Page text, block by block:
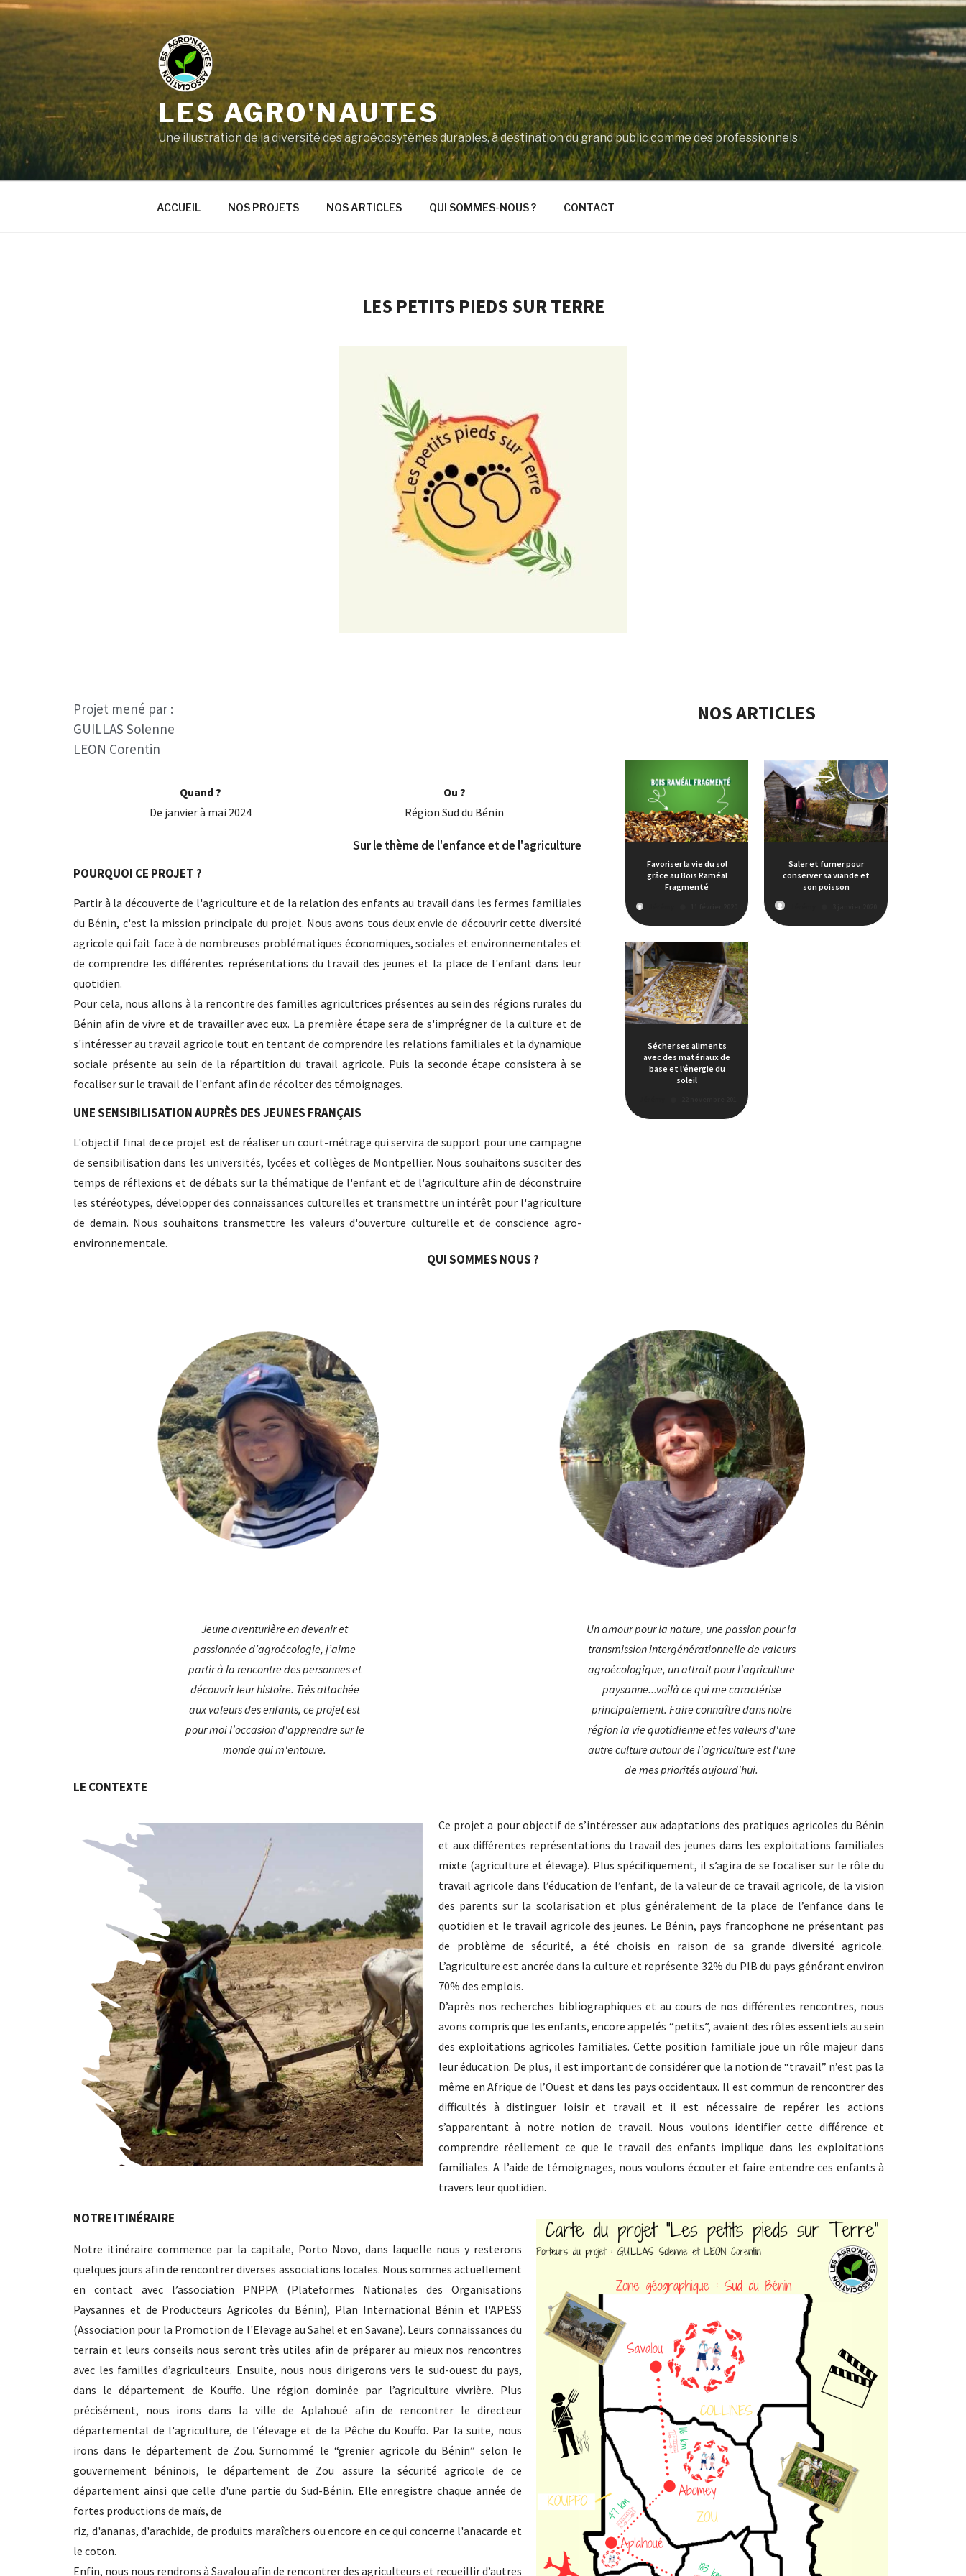
LES AGRO'NAUTES
Une illustration de la diversité des agroécosytèmes durables, à destination du grand public comme des professionnels
ACCUEIL NOS PROJETS NOS ARTICLES QUI SOMMES-NOUS ? CONTACT
LES PETITS PIEDS SUR TERRE
Projet mené par :
GUILLAS Solenne
LEON Corentin
Quand ?
De janvier à mai 2024
Ou ?
Région Sud du Bénin
Sur le thème de l'enfance et de l'agriculture
POURQUOI CE PROJET ?
Partir à la découverte de l'agriculture et de la relation des enfants au travail dans les fermes familiales
du Bénin, c'est la mission principale du projet. Nous avons tous deux envie de découvrir cette diversité
agricole qui fait face à de nombreuses problématiques économiques, sociales et environnementales et
de comprendre les différentes représentations du travail des jeunes et la place de l'enfant dans leur
quotidien.
Pour cela, nous allons à la rencontre des familles agricultrices présentes au sein des régions rurales du
Bénin afin de vivre et de travailler avec eux. La première étape sera de s'imprégner de la culture et de
s'intéresser au travail agricole tout en tentant de comprendre les relations familiales et la dynamique
sociale présente au sein de la répartition du travail agricole. Puis la seconde étape consistera à se
focaliser sur le travail de l'enfant afin de récolter des témoignages.
UNE SENSIBILISATION AUPRÈS DES JEUNES FRANÇAIS
L'objectif final de ce projet est de réaliser un court-métrage qui servira de support pour une campagne
de sensibilisation dans les universités, lycées et collèges de Montpellier. Nous souhaitons susciter des
temps de réflexions et de débats sur la thématique de l'enfant et de l'agriculture afin de déconstruire
les stéréotypes, développer des connaissances culturelles et transmettre un intérêt pour l'agriculture
de demain. Nous souhaitons transmettre les valeurs d'ouverture culturelle et de conscience agro-
environnementale.
NOS ARTICLES
Favoriser la vie du sol
grâce au Bois Raméal
Fragmenté
Saler et fumer pour
conserver sa viande et
son poisson
Sécher ses aliments
avec des matériaux de
base et l’énergie du
soleil
QUI SOMMES NOUS ?
Jeune aventurière en devenir et
passionnée d’agroécologie, j’aime
partir à la rencontre des personnes et
découvrir leur histoire. Très attachée
aux valeurs des enfants, ce projet est
pour moi l’occasion d'apprendre sur le
monde qui m'entoure.
Un amour pour la nature, une passion pour la
transmission intergénérationnelle de valeurs
agroécologique, un attrait pour l'agriculture
paysanne...voilà ce qui me caractérise
principalement. Faire connaître dans notre
région la vie quotidienne et les valeurs d'une
autre culture autour de l'agriculture est l'une
de mes priorités aujourd'hui.
LE CONTEXTE
Ce projet a pour objectif de s’intéresser aux adaptations des pratiques agricoles du Bénin
et aux différentes représentations du travail des jeunes dans les exploitations familiales
mixte (agriculture et élevage). Plus spécifiquement, il s’agira de se focaliser sur le rôle du
travail agricole dans l’éducation de l’enfant, de la valeur de ce travail agricole, de la vision
des parents sur la scolarisation et plus généralement de la place de l’enfance dans le
quotidien et le travail agricole des jeunes. Le Bénin, pays francophone ne présentant pas
de problème de sécurité, a été choisis en raison de sa grande diversité agricole.
L’agriculture est ancrée dans la culture et représente 32% du PIB du pays générant environ
70% des emplois.
D’après nos recherches bibliographiques et au cours de nos différentes rencontres, nous
avons compris que les enfants, encore appelés “petits”, avaient des rôles essentiels au sein
des exploitations agricoles familiales. Cette position familiale joue un rôle majeur dans
leur éducation. De plus, il est important de considérer que la notion de “travail” n’est pas la
même en Afrique de l’Ouest et dans les pays occidentaux. Il est commun de rencontrer des
difficultés à distinguer loisir et travail et il est nécessaire de repérer les actions
s’apparentant à notre notion de travail. Nous voulons identifier cette différence et
comprendre réellement ce que le travail des enfants implique dans les exploitations
familiales. A l’aide de témoignages, nous voulons écouter et faire entendre ces enfants à
travers leur quotidien.
NOTRE ITINÉRAIRE
Notre itinéraire commence par la capitale, Porto Novo, dans laquelle nous y resterons
quelques jours afin de rencontrer diverses associations locales. Nous sommes actuellement
en contact avec l’association PNPPA (Plateformes Nationales des Organisations
Paysannes et de Producteurs Agricoles du Bénin), Plan International Bénin et l'APESS
(Association pour la Promotion de l'Elevage au Sahel et en Savane). Leurs connaissances du
terrain et leurs conseils nous seront très utiles afin de préparer au mieux nos rencontres
avec les familles d’agriculteurs. Ensuite, nous nous dirigerons vers le sud-ouest du pays,
dans le département de Kouffo. Une région dominée par l’agriculture vivrière. Plus
précisément, nous irons dans la ville de Aplahoué afin de rencontrer le directeur
départemental de l'agriculture, de l'élevage et de la Pêche du Kouffo. Par la suite, nous
irons dans le département de Zou. Surnommé le “grenier agricole du Bénin” selon le
gouvernement béninois, le département de Zou assure la sécurité agricole de ce
département ainsi que celle d'une partie du Sud-Bénin. Elle enregistre chaque année de
fortes productions de maïs, de
riz, d'ananas, d'arachide, de produits maraîchers ou encore en ce qui concerne l'anacarde et
le coton.
Enfin, nous nous rendrons à Savalou afin de rencontrer des agriculteurs et recueillir d’autres